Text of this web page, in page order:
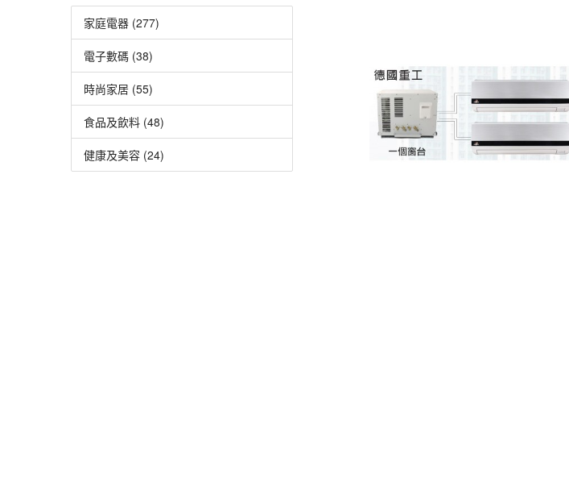
家庭電器 (277)
電子數碼 (38)
時尚家居 (55)
食品及飲料 (48)
健康及美容 (24)